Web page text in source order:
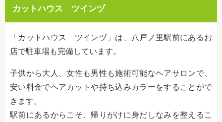
カットハウス ツインヅ
「カットハウス ツインヅ」は、八戸ノ里駅前にあるお
店で駐車場も完備しています。
子供から大人、女性も男性も施術可能なヘアサロンで、
安い料金でヘアカットや持ち込みカラーをすることがで
きます。
駅前にあるからこそ、帰りがけに身だしなみを整えるこ